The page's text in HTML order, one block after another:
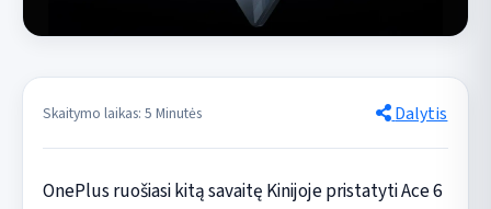
Skaitymo laikas: 5 Minutės Dalytis
OnePlus ruošiasi kitą savaitę Kinijoje pristatyti Ace 6